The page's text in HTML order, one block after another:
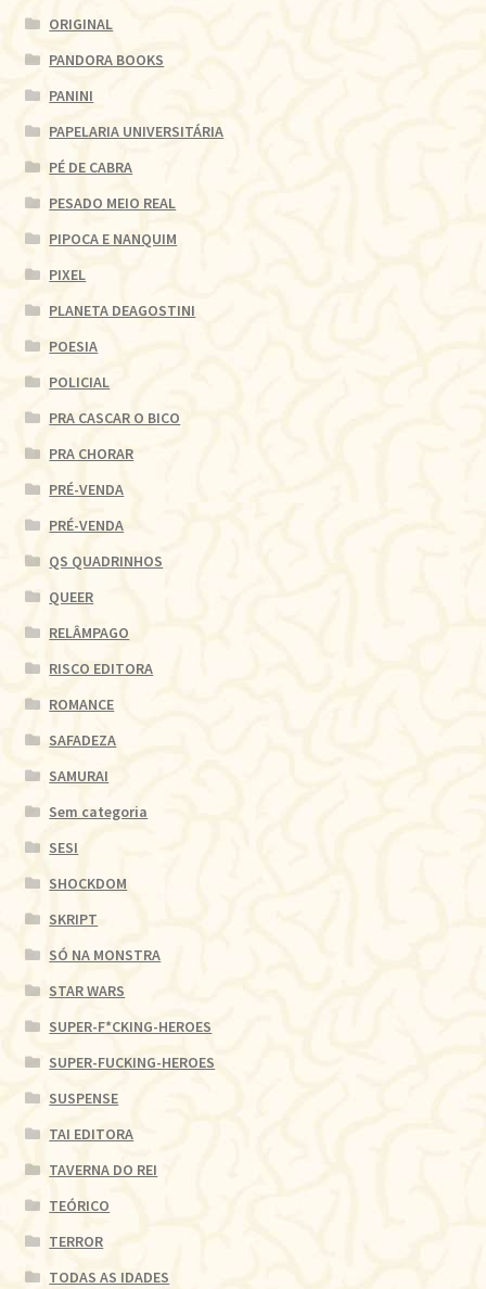
ORIGINAL
PANDORA BOOKS
PANINI
PAPELARIA UNIVERSITÁRIA
PÉ DE CABRA
PESADO MEIO REAL
PIPOCA E NANQUIM
PIXEL
PLANETA DEAGOSTINI
POESIA
POLICIAL
PRA CASCAR O BICO
PRA CHORAR
PRÉ-VENDA
PRÉ-VENDA
QS QUADRINHOS
QUEER
RELÂMPAGO
RISCO EDITORA
ROMANCE
SAFADEZA
SAMURAI
Sem categoria
SESI
SHOCKDOM
SKRIPT
SÓ NA MONSTRA
STAR WARS
SUPER-F*CKING-HEROES
SUPER-FUCKING-HEROES
SUSPENSE
TAI EDITORA
TAVERNA DO REI
TEÓRICO
TERROR
TODAS AS IDADES